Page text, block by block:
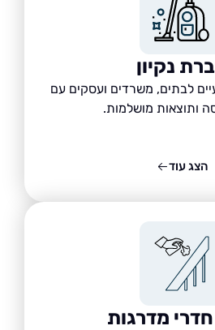
משרדים ועסקים עם
מושלמות.
מדרגות